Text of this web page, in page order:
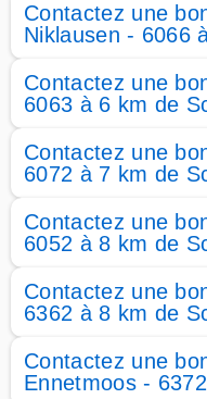
Contactez une
Niklausen - 6066
Contactez une
6063 à 6 km de
Contactez une
6072 à 7 km de
Contactez une
6052 à 8 km de
Contactez une
6362 à 8 km de
Contactez une
Ennetmoos -